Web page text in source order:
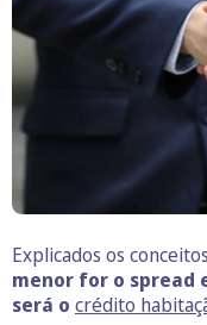
Explicados os
menor for o spread
será o crédito